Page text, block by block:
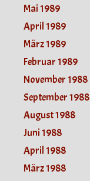
Mai 1989
April 1989
März 1989
Februar 1989
November 1988
September 1988
August 1988
Juni 1988
April 1988
März 1988